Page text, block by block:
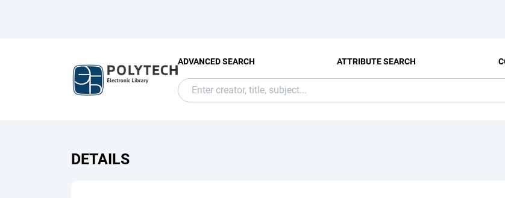
ADVANCED SEARCH ATTRIBUTE SEARCH
DETAILS